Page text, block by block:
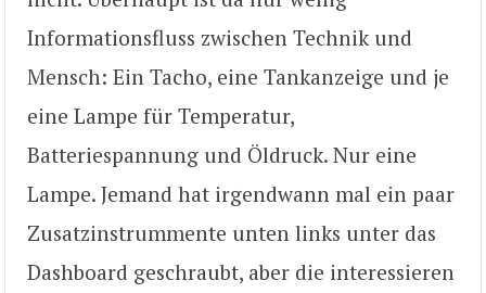
Informationsfluss zwischen Technik und
Mensch: Ein Tacho, eine Tankanzeige und je
eine Lampe für Temperatur,
Batteriespannung und Öldruck. Nur eine
Lampe. Jemand hat irgendwann mal ein paar
Zusatzinstrummente unten links unter das
Dashboard geschraubt, aber die interessieren